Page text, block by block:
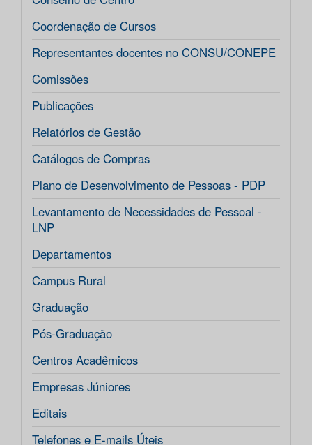
Coordenação de Cursos
Representantes docentes no CONSU/CONEPE
Comissões
Publicações
Relatórios de Gestão
Catálogos de Compras
Plano de Desenvolvimento de Pessoas - PDP
Levantamento de Necessidades de Pessoal -
LNP
Departamentos
Campus Rural
Graduação
Pós-Graduação
Centros Acadêmicos
Empresas Júniores
Editais
Telefones e E-mails Úteis